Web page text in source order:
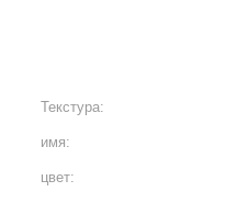
Текстура:
имя:
цвет: